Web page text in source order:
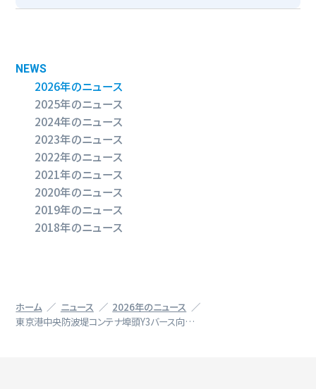
NEWS
2026年のニュース
2025年のニュース
2024年のニュース
2023年のニュース
2022年のニュース
2021年のニュース
2020年のニュース
2019年のニュース
2018年のニュース
ホーム ニュース
2026年のニュース
東京港中央防波堤コンテナ埠頭Y3バース向…